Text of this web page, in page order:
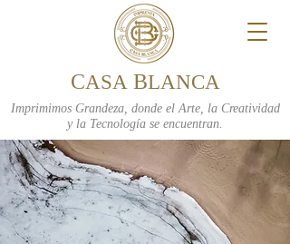
CASA BLANCA
Imprimimos Grandeza, donde el Arte, la Creatividad
y la Tecnología se encuentran.